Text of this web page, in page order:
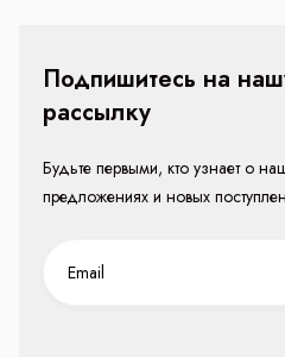
Подпишитесь на
рассылку
Будьте первыми, кто узнает о
предложениях и новых